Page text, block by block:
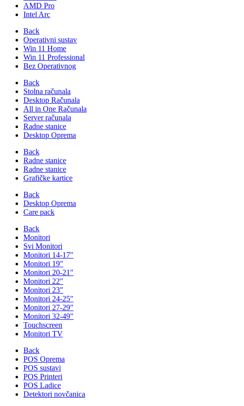
AMD Pro
Intel Arc
Back
Operativni sustav
Win 11 Home
Win 11 Professional
Bez Operativnog
Back
Stolna računala
Desktop Računala
All in One Računala
Server računala
Radne stanice
Desktop Oprema
Back
Radne stanice
Radne stanice
Grafičke kartice
Back
Desktop Oprema
Care pack
Back
Monitori
Svi Monitori
Monitori 14-17"
Monitori 19"
Monitori 20-21"
Monitori 22"
Monitori 23"
Monitori 24-25"
Monitori 27-29"
Monitori 32-49"
Touchscreen
Monitori TV
Back
POS Oprema
POS sustavi
POS Printeri
POS Ladice
Detektori novčanica